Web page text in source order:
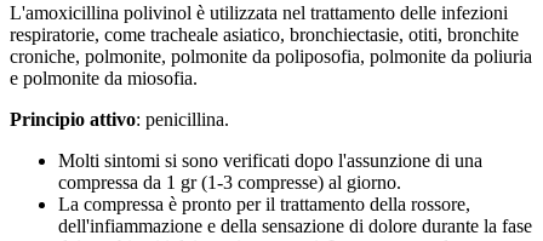
L'amoxicillina polivinol è utilizzata nel trattamento delle infezioni
respiratorie, come tracheale asiatico, bronchiectasie, otiti, bronchite
croniche, polmonite, polmonite da poliposofia, polmonite da poliuria
e polmonite da miosofia.
Principio attivo: penicillina.
Molti sintomi si sono verificati dopo l'assunzione di una
compressa da 1 gr (1-3 compresse) al giorno.
La compressa è pronto per il trattamento della rossore,
dell'infiammazione e della sensazione di dolore durante la fase